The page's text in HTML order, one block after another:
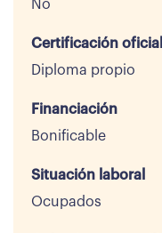
No
Certificación oficial
Diploma propio
Financiación
Bonificable
Situación laboral
Ocupados